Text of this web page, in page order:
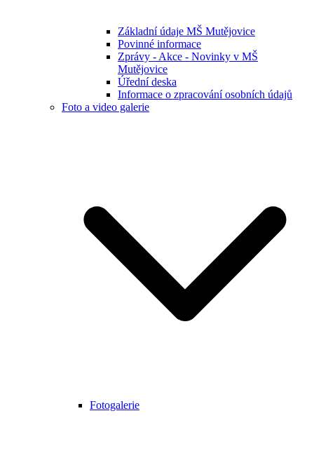
Základní údaje MŠ Mutějovice
Povinné informace
Zprávy - Akce - Novinky v MŠ
Mutějovice
Úřední deska
Informace o zpracování osobních údajů
Foto a video galerie
Fotogalerie